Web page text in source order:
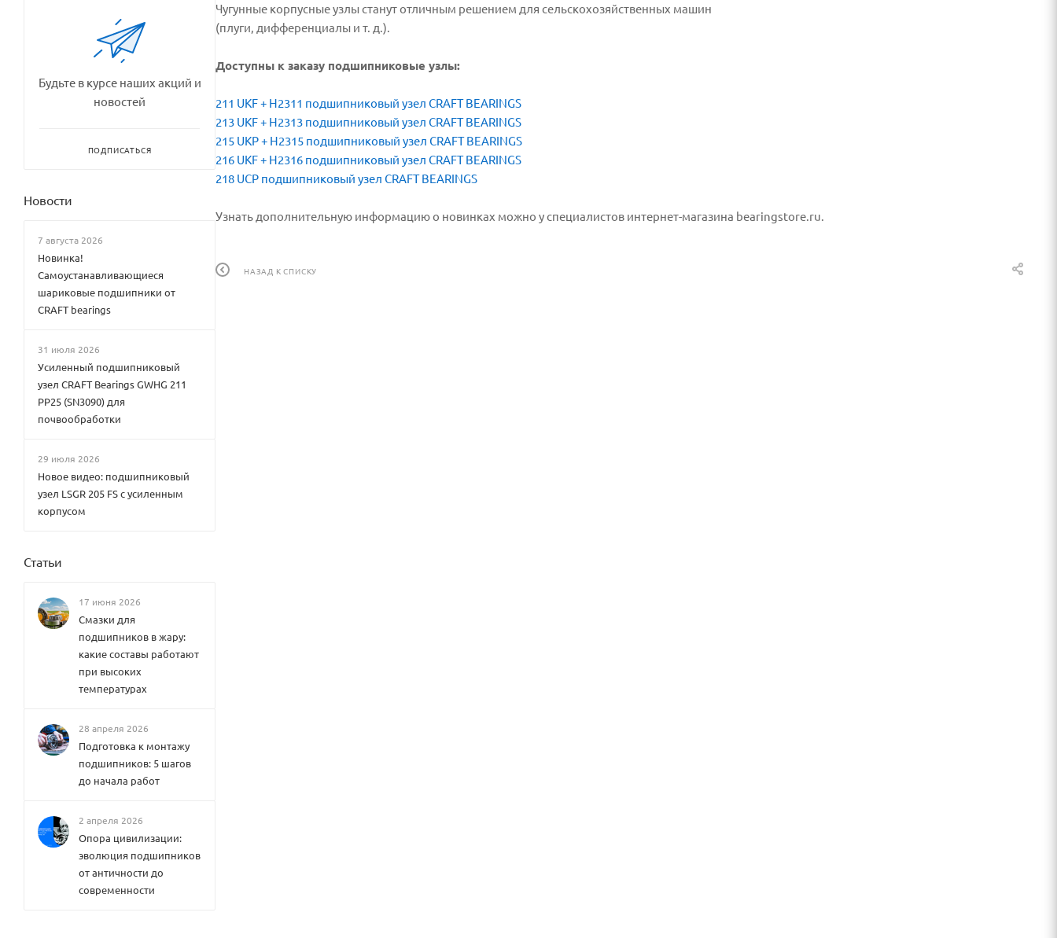
Чугунные корпусные узлы станут отличным решением для сельскохозяйственных машин
(плуги, дифференциалы и т. д.).
Доступны к заказу подшипниковые узлы:
211 UKF + H2311 подшипниковый узел CRAFT BEARINGS
213 UKF + H2313 подшипниковый узел CRAFT BEARINGS
215 UKP + H2315 подшипниковый узел CRAFT BEARINGS
216 UKF + H2316 подшипниковый узел CRAFT BEARINGS
218 UCP подшипниковый узел CRAFT BEARINGS
Узнать дополнительную информацию о новинках можно у специалистов интернет-магазина bearingstore.ru.
НАЗАД К СПИСКУ
Будьте в курсе наших акций и
новостей
ПОДПИСАТЬСЯ
Новости
7 августа 2026
Новинка!
Самоустанавливающиеся
шариковые подшипники от
CRAFT bearings
31 июля 2026
Усиленный подшипниковый
узел CRAFT Bearings GWHG 211
PP25 (SN3090) для
почвообработки
29 июля 2026
Новое видео: подшипниковый
узел LSGR 205 FS с усиленным
корпусом
Статьи
17 июня 2026
Смазки для
подшипников в жару:
какие составы работают
при высоких
температурах
28 апреля 2026
Подготовка к монтажу
подшипников: 5 шагов
до начала работ
2 апреля 2026
Опора цивилизации:
эволюция подшипников
от античности до
современности